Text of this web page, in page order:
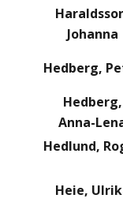
Johanna
Hedberg,
Hedberg,
Anna-
Hedlund,
Heie,